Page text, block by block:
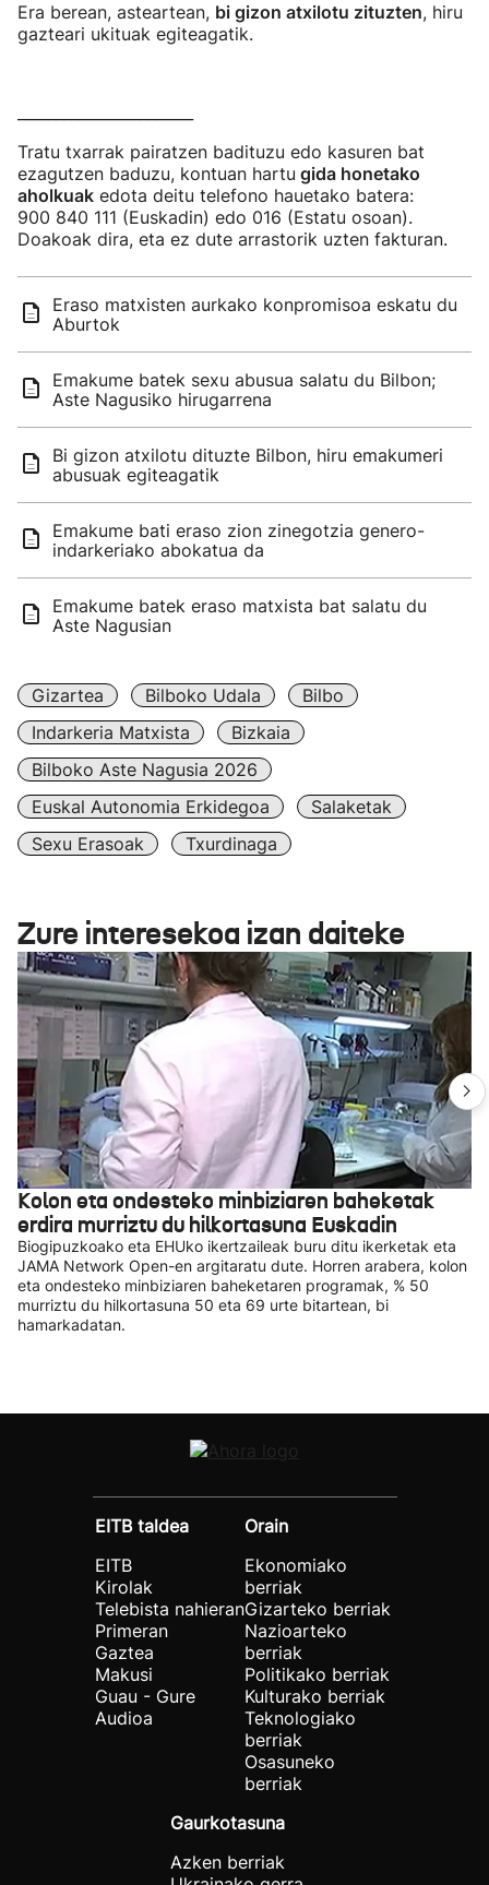
Era berean, asteartean, bi gizon atxilotu zituzten, hiru
gazteari ukituak egiteagatik.
Tratu txarrak pairatzen badituzu edo kasuren bat
ezagutzen baduzu, kontuan hartu gida honetako
aholkuak edota deitu telefono hauetako batera:
900 840 111 (Euskadin) edo 016 (Estatu osoan).
Doakoak dira, eta ez dute arrastorik uzten fakturan.
Eraso matxisten aurkako konpromisoa eskatu du
Aburtok
Emakume batek sexu abusua salatu du Bilbon;
Aste Nagusiko hirugarrena
Bi gizon atxilotu dituzte Bilbon, hiru emakumeri
abusuak egiteagatik
Emakume bati eraso zion zinegotzia genero-
indarkeriako abokatua da
Emakume batek eraso matxista bat salatu du
Aste Nagusian
Gizartea Bilboko Udala
Bilbo
Indarkeria Matxista
Bizkaia
Bilboko Aste Nagusia 2026
Euskal Autonomia Erkidegoa
Salaketak
Sexu Erasoak
Txurdinaga
Zure interesekoa izan daiteke
Kolon eta ondesteko minbiziaren baheketak
erdira murriztu du hilkortasuna Euskadin
Biogipuzkoako eta EHUko ikertzaileak buru ditu ikerketak eta
JAMA Network Open-en argitaratu dute. Horren arabera, kolon
eta ondesteko minbiziaren baheketaren programak, % 50
murriztu du hilkortasuna 50 eta 69 urte bitartean, bi
hamarkadatan.
EITB taldea
EITB
Kirolak
Telebista nahieran
Primeran
Gaztea
Makusi
Guau - Gure
Audioa
Orain
Ekonomiako
berriak
Gizarteko berriak
Nazioarteko
berriak
Politikako berriak
Kulturako berriak
Teknologiako
berriak
Osasuneko
berriak
Gaurkotasuna
Azken berriak